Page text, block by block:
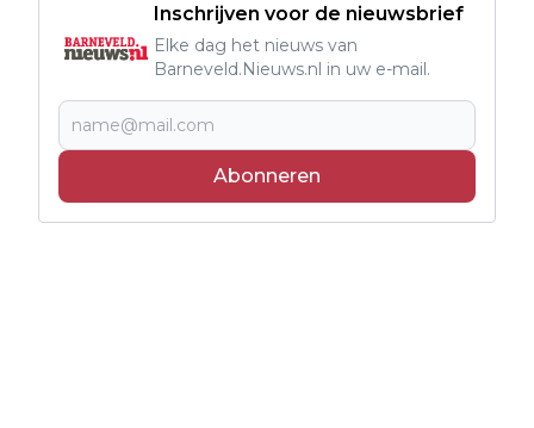
Inschrijven voor de nieuwsbrief
Elke dag het nieuws van
Barneveld.Nieuws.nl in uw e-mail.
Abonneren